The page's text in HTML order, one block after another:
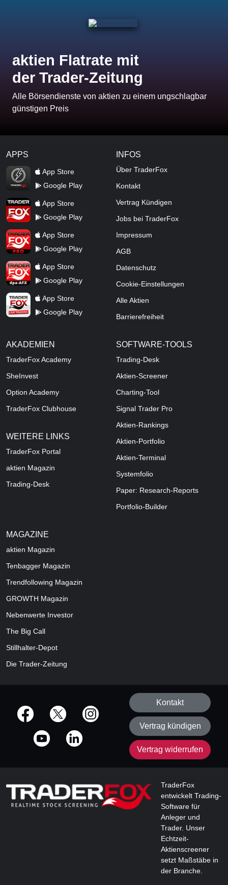
aktien Flatrate mit
der Trader-Zeitung
Alle Börsendienste von aktien zu einem ungschlagbar
günstigen Preis
APPS
TraderFox Flash
App Store
Google Play
TraderFox AppApp Store
Google Play
TraderFox ProApp Store
Google Play
TraderFox dpa-AFX ProFeed
App Store
Google Play
TraderFox Live Trading
App Store
Google Play
INFOS
Über TraderFox
Kontakt
Vertrag Kündigen
Jobs bei TraderFox
Impressum
AGB
Datenschutz
Cookie-Einstellungen
Alle Aktien
Barrierefreiheit
AKADEMIEN
TraderFox Academy
SheInvest
Option Academy
TraderFox Clubhouse
WEITERE LINKS
TraderFox Portal
aktien Magazin
Trading-Desk
SOFTWARE-TOOLS
Trading-Desk
Aktien-Screener
Charting-Tool
Signal Trader Pro
Aktien-Rankings
Aktien-Portfolio
Aktien-Terminal
Systemfolio
Paper: Research-Reports
Portfolio-Builder
MAGAZINE
aktien Magazin
Tenbagger Magazin
Trendfollowing Magazin
GROWTH Magazin
Nebenwerte Investor
The Big Call
Stillhalter-Depot
Die Trader-Zeitung
offizielle Social Media-Accounts
Kontakt
Vertrag kündigen
Vertrag widerrufen
TraderFox
entwickelt Trading-
Software für
Anleger und
Trader. Unser
Echtzeit-
Aktienscreener
setzt Maßstäbe in
der Branche.